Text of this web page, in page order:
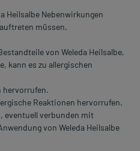
Heilsalbe Nebenwirkungen
müssen.
von Weleda Heilsalbe,
kann es zu allergischen
hervorrufen.
Reaktionen hervorrufen.
eventuell verbunden mit
von Weleda Heilsalbe